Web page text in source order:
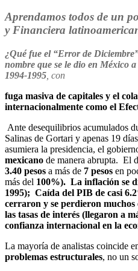
Aprendamos todos de un
y Financiera
¿Qué fue el “Error de
nombre que se le dio en México
1994-1995 , con
fuga masiva de capitales y el
internacionalmente como el
Ante desequilibrios acumulados
Salinas de Gortari y apenas 19
asumiera la presidencia, el
mexicano de manera abrupta. El
3.40 pesos a más de 7 pesos en
más del 100%). La inflación se
1995); Caída del PIB de casi
cerraron y se perdieron
las tasas de interés (llegaron a
confianza internacional en la
La mayoría de analistas coincide
problemas estructurales, no un